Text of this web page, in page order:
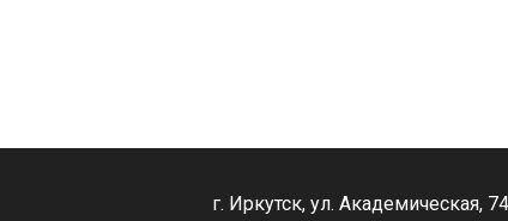
г. Иркутск, ул. Академическая, 74